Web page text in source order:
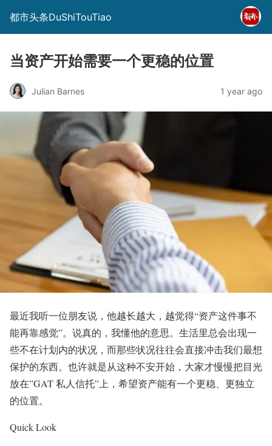
都市头条DuShiTouTiao
当资产开始需要一个更稳的位置
Julian Barnes 1 year ago
最近我听一位朋友说，他越长越大，越觉得“资产这件事不
能再靠感觉”。说真的，我懂他的意思。生活里总会出现一
些不在计划内的状况，而那些状况往往会直接冲击我们最想
保护的东西。也许就是从这种不安开始，大家才慢慢把目光
放在”GAT 私人信托”上，希望资产能有一个更稳、更独立
的位置。
Quick Look